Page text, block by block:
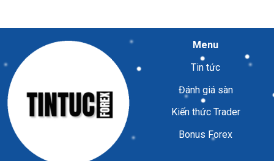
Menu
Tin tức
Đánh giá sàn
Kiến thức Trader
Bonus Forex